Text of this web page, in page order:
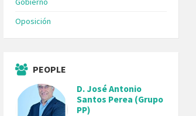
Oposición
PEOPLE
D. José Antonio
Santos Perea (Grupo
PP)